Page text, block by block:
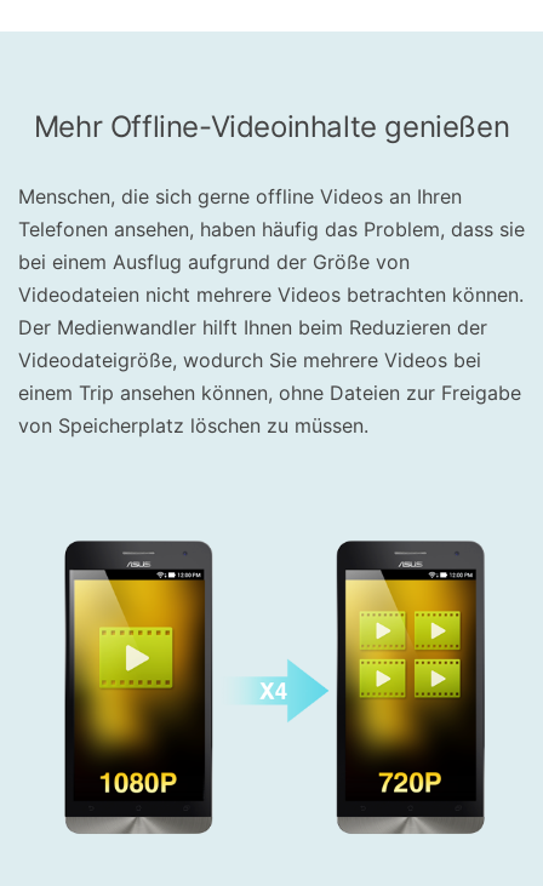
Mehr Offline-Videoinhalte genießen
Menschen, die sich gerne offline Videos an Ihren
Telefonen ansehen, haben häufig das Problem, dass sie
bei einem Ausflug aufgrund der Größe von
Videodateien nicht mehrere Videos betrachten können.
Der Medienwandler hilft Ihnen beim Reduzieren der
Videodateigröße, wodurch Sie mehrere Videos bei
einem Trip ansehen können, ohne Dateien zur Freigabe
von Speicherplatz löschen zu müssen.